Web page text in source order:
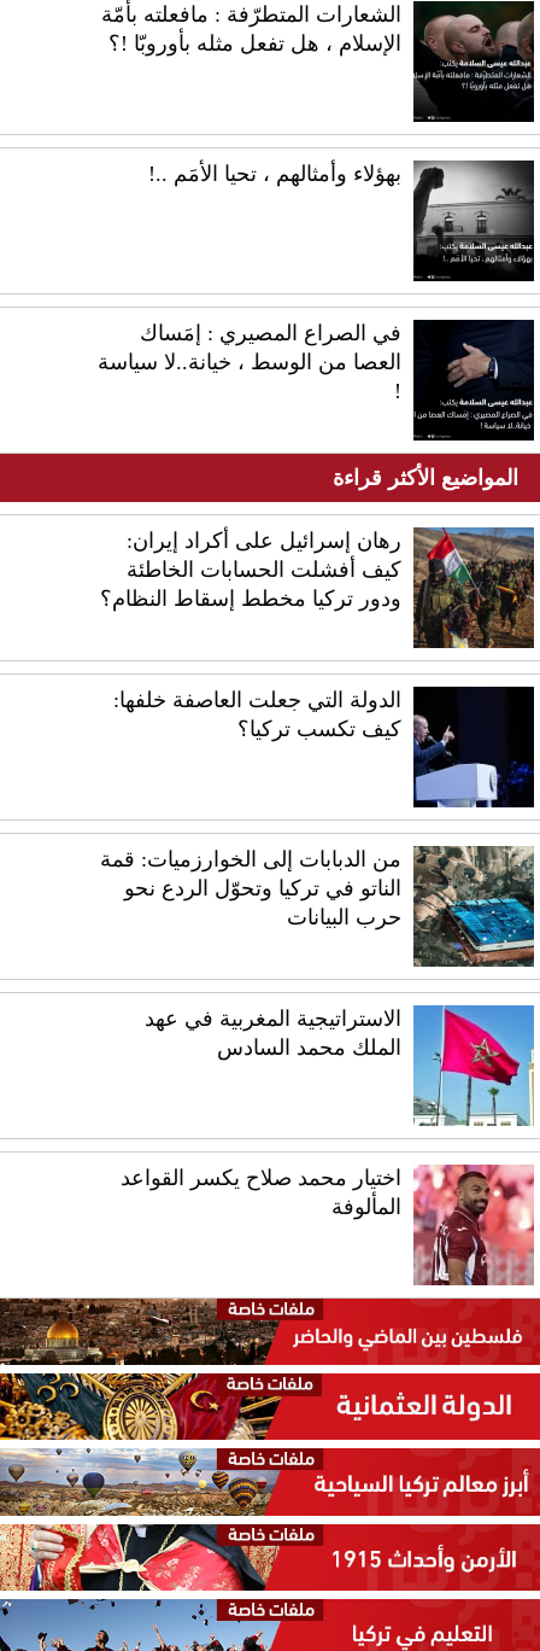
الشعارات المتطرّفة : مافعلته بأمّة
الإسلام ، هل تفعل مثله بأوروبّا !؟
بهؤلاء وأمثالهم ، تحيا الأمَم ..!
في الصراع المصيري : إمَساك
العصا من الوسط ، خيانة..لا سياسة
!
المواضيع الأكثر قراءة
رهان إسرائيل على أكراد إيران:
كيف أفشلت الحسابات الخاطئة
ودور تركيا مخطط إسقاط النظام؟
الدولة التي جعلت العاصفة خلفها:
كيف تكسب تركيا؟
من الدبابات إلى الخوارزميات: قمة
الناتو في تركيا وتحوّل الردع نحو
حرب البيانات
الاستراتيجية المغربية في عهد
الملك محمد السادس
اختيار محمد صلاح يكسر القواعد
المألوفة